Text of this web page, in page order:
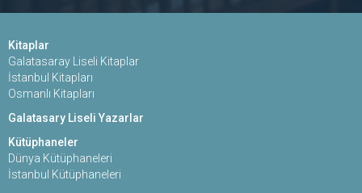
Kitaplar
Galatasaray Liseli Kitaplar
İstanbul Kitapları
Osmanlı Kitapları
Galatasary Liseli Yazarlar
Kütüphaneler
Dünya Kütüphaneleri
İstanbul Kütüphaneleri